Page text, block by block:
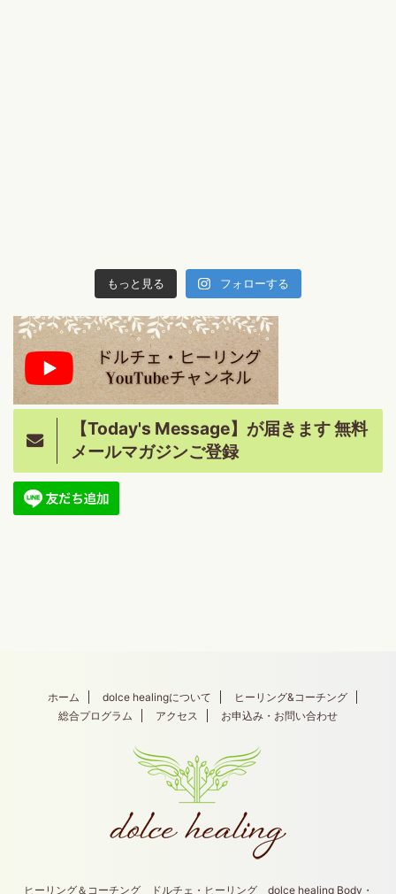
もっと見る フォローする
【Today's Message】が届きます 無料
メールマガジンご登録
ホーム dolce healingについて
ヒーリング&コーチング
総合プログラム
アクセス お申込み・お問い合わせ
ヒーリング＆コーチング ドルチェ・ヒーリング dolce healing Body・